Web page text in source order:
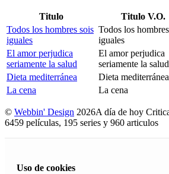
Titulo Titulo V.O.
Todos los hombres sois
iguales
Todos los
iguales
El amor perjudica
seriamente la salud
El amor perjudica
seriamente la salud
Dieta mediterránea
Dieta mediterránea
La cena
La cena
© Webbin' Design 2026A día de hoy
6459 películas, 195 series y 960 articulos
Uso de cookies